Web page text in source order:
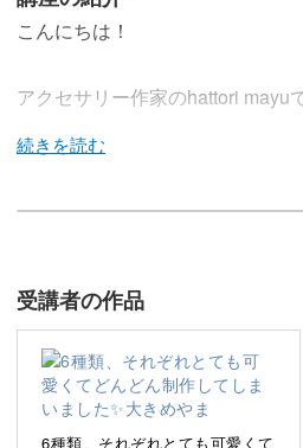
こんにちは！
アクセサリー作家のhattori mayuで
レジン初心者の方も、段階を追っ
できるようなラインナップとなっ
受講者の作品
6種類、それぞれとても可愛くて